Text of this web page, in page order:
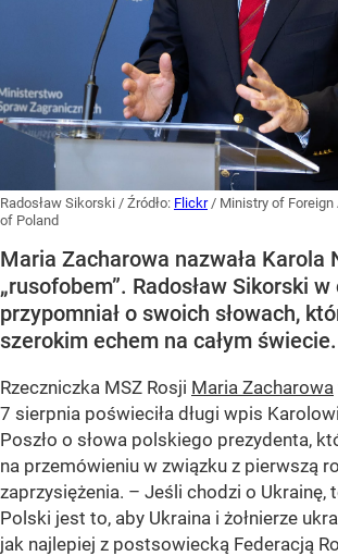
Radosław Sikorski / Źródło: Flickr / Ministry of
of Poland
Maria Zacharowa nazwała Karola
„rusofobem”. Radosław Sikorski
przypomniał o swoich słowach,
szerokim echem na całym świecie.
Rzeczniczka MSZ Rosji Maria Zacharowa
7 sierpnia poświeciła długi wpis
Poszło o słowa polskiego prezydenta,
na przemówieniu w związku z pierwszą
zaprzysiężenia. – Jeśli chodzi o Ukrainę,
Polski jest to, aby Ukraina i żołnierze
jak najlepiej z postsowiecką Federacją